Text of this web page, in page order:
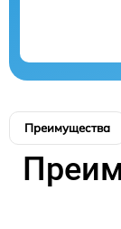
Преимущества